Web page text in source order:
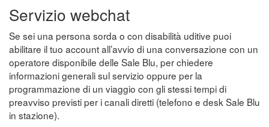
Servizio webchat
Se sei una persona sorda o con disabilità uditive puoi
abilitare il tuo account all’avvio di una conversazione con un
operatore disponibile delle Sale Blu, per chiedere
informazioni generali sul servizio oppure per la
programmazione di un viaggio con gli stessi tempi di
preavviso previsti per i canali diretti (telefono e desk Sale Blu
in stazione).